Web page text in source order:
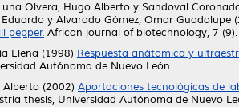
Olvera, Hugo Alberto y Sandoval
y Alvarado Gómez, Omar Guadalupe
pepper. African journal of biotechnology, 7
Elena (1998) Respuesta anátomica y
Autónoma de Nuevo León.
Alberto (2002) Aportaciones tecnológicas de
thesis, Universidad Autónoma de Nuevo